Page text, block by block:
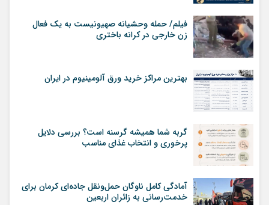
فیلم/ حمله وحشیانه صهیونیست به یک فعال
زن خارجی در کرانه باختری
بهترین مراکز خرید ورق آلومینیوم در ایران
گربه شما همیشه گرسنه است؟ بررسی دلایل
پرخوری و انتخاب غذای مناسب
آمادگی کامل ناوگان حمل‌ونقل جاده‌ای کرمان برای
خدمت‌رسانی به زائران اربعین